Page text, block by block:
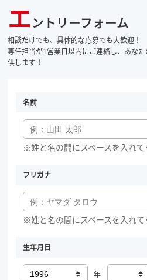
エントリーフォーム
相談だけでも、具体的な応募でも大歓迎！
専任担当が1営業日以内にご連絡し、あな
供します！
名前
※姓と名の間にスペースを入れて
フリガナ
※姓と名の間にスペースを入れて
生年月日
年